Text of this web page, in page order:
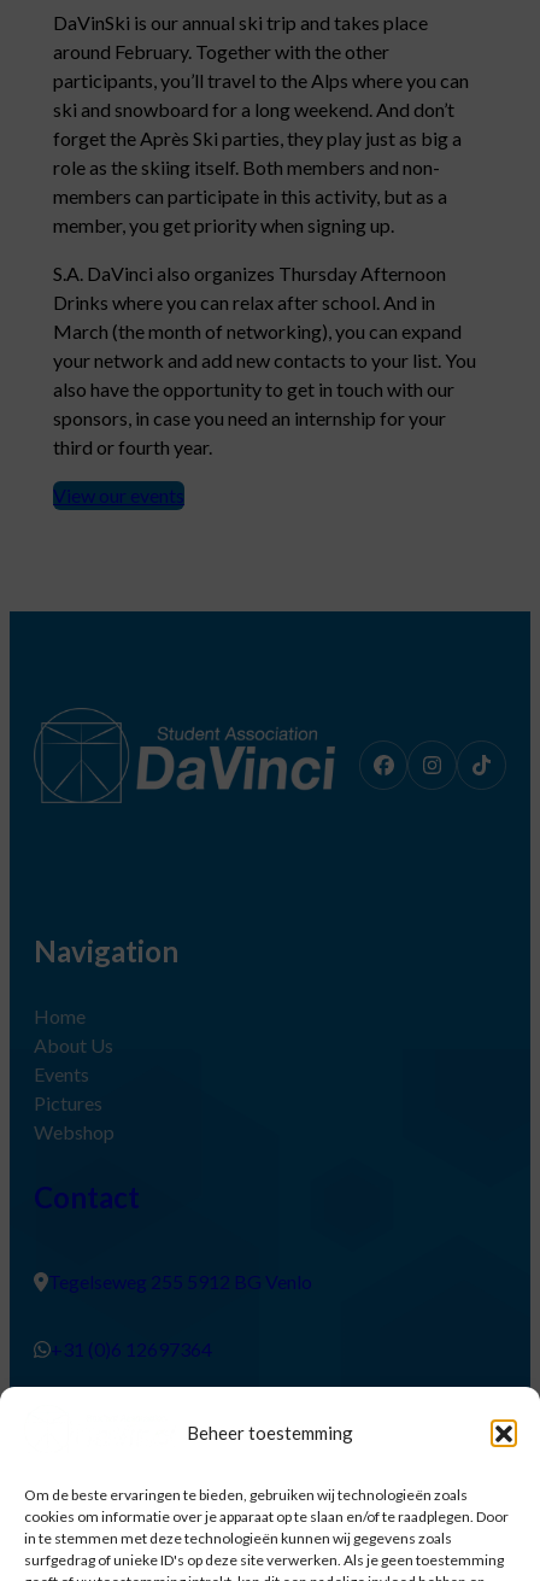
Beheer toestemming
Om de beste ervaringen te bieden, gebruiken wij technologieën zoals
cookies om informatie over je apparaat op te slaan en/of te raadplegen. Door
in te stemmen met deze technologieën kunnen wij gegevens zoals
surfgedrag of unieke ID's op deze site verwerken. Als je geen toestemming
DaVinSki is our annual ski trip and takes place
around February. Together with the other
participants, you’ll travel to the Alps where you can
ski and snowboard for a long weekend. And don’t
forget the Après Ski parties, they play just as big a
role as the skiing itself. Both members and non-
members can participate in this activity, but as a
member, you get priority when signing up.
S.A. DaVinci also organizes Thursday Afternoon
Drinks where you can relax after school. And in
March (the month of networking), you can expand
your network and add new contacts to your list. You
also have the opportunity to get in touch with our
sponsors, in case you need an internship for your
third or fourth year.
View our events
Navigation
Home
About Us
Events
Pictures
Webshop
Contact
Tegelseweg 255 5912 BG Venlo
+31 (0)6 12697364
About Us